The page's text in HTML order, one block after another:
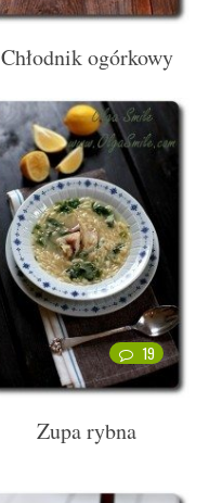
Chłodnik ogórkowy
19
Zupa rybna